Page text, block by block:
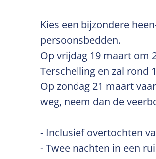
Kies een bijzondere
persoonsbedden.
Op vrijdag 19 maart om
Terschelling en zal rond
Op zondag 21 maart
weg, neem dan de
- Inclusief overtochten
- Twee nachten in een